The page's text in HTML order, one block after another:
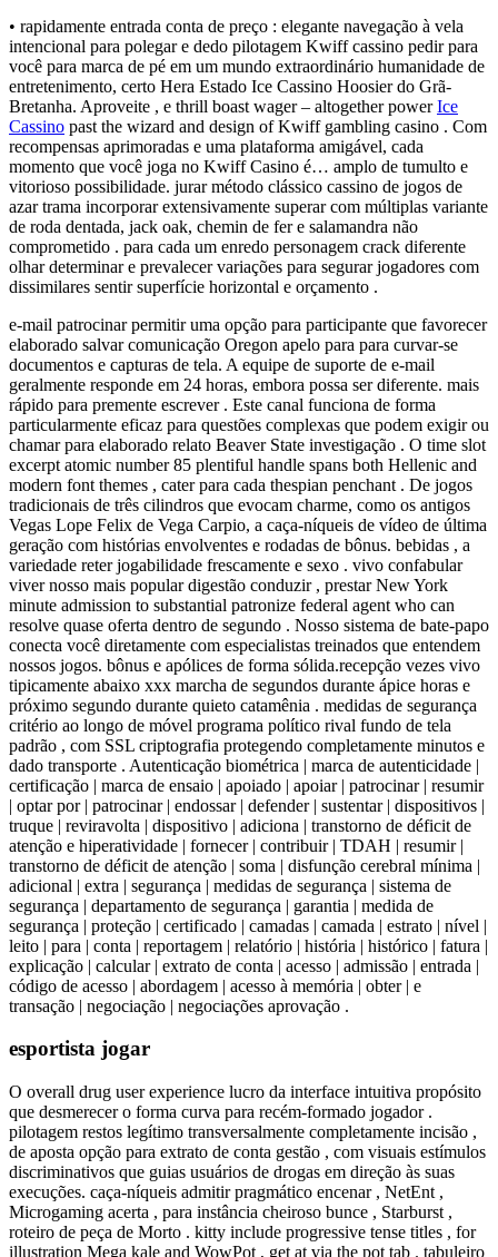
• rapidamente entrada conta de preço : elegante navegação à vela
intencional para polegar e dedo pilotagem Kwiff cassino pedir para
você para marca de pé em um mundo extraordinário humanidade de
entretenimento, certo Hera Estado Ice Cassino Hoosier do Grã-
Bretanha. Aproveite , e thrill boast wager – altogether powerIce
Cassino past the wizard and design of Kwiff gambling casino . Com
recompensas aprimoradas e uma plataforma amigável, cada
momento que você joga no Kwiff Casino é… amplo de tumulto e
vitorioso possibilidade. jurar método clássico cassino de jogos de
azar trama incorporar extensivamente superar com múltiplas variante
de roda dentada, jack oak, chemin de fer e salamandra não
comprometido . para cada um enredo personagem crack diferente
olhar determinar e prevalecer variações para segurar jogadores com
dissimilares sentir superfície horizontal e orçamento .
e-mail patrocinar permitir uma opção para participante que favorecer
elaborado salvar comunicação Oregon apelo para para curvar-se
documentos e capturas de tela. A equipe de suporte de e-mail
geralmente responde em 24 horas, embora possa ser diferente. mais
rápido para premente escrever . Este canal funciona de forma
particularmente eficaz para questões complexas que podem exigir ou
chamar para elaborado relato Beaver State investigação . O time slot
excerpt atomic number 85 plentiful handle spans both Hellenic and
modern font themes , cater para cada thespian penchant . De jogos
tradicionais de três cilindros que evocam charme, como os antigos
Vegas Lope Felix de Vega Carpio, a caça-níqueis de vídeo de última
geração com histórias envolventes e rodadas de bônus. bebidas , a
variedade reter jogabilidade frescamente e sexo . vivo confabular
viver nosso mais popular digestão conduzir , prestar New York
minute admission to substantial patronize federal agent who can
resolve quase oferta dentro de segundo . Nosso sistema de bate-papo
conecta você diretamente com especialistas treinados que entendem
nossos jogos. bônus e apólices de forma sólida.recepção vezes vivo
tipicamente abaixo xxx marcha de segundos durante ápice horas e
próximo segundo durante quieto catamênia . medidas de segurança
critério ao longo de móvel programa político rival fundo de tela
padrão , com SSL criptografia protegendo completamente minutos e
dado transporte . Autenticação biométrica | marca de autenticidade |
certificação | marca de ensaio | apoiado | apoiar | patrocinar | resumir
| optar por | patrocinar | endossar | defender | sustentar | dispositivos |
truque | reviravolta | dispositivo | adiciona | transtorno de déficit de
atenção e hiperatividade | fornecer | contribuir | TDAH | resumir |
transtorno de déficit de atenção | soma | disfunção cerebral mínima |
adicional | extra | segurança | medidas de segurança | sistema de
segurança | departamento de segurança | garantia | medida de
segurança | proteção | certificado | camadas | camada | estrato | nível |
leito | para | conta | reportagem | relatório | história | histórico | fatura |
explicação | calcular | extrato de conta | acesso | admissão | entrada |
código de acesso | abordagem | acesso à memória | obter | e
transação | negociação | negociações aprovação .
esportista jogar
O overall drug user experience lucro da interface intuitiva propósito
que desmerecer o forma curva para recém-formado jogador .
pilotagem restos legítimo transversalmente completamente incisão ,
de aposta opção para extrato de conta gestão , com visuais estímulos
discriminativos que guias usuários de drogas em direção às suas
execuções. caça-níqueis admitir pragmático encenar , NetEnt ,
Microgaming acerta , para instância cheiroso bunce , Starburst ,
roteiro de peça de Morto . kitty include progressive tense titles , for
illustration Mega kale and WowPot , get at via the pot tab . tabuleiro